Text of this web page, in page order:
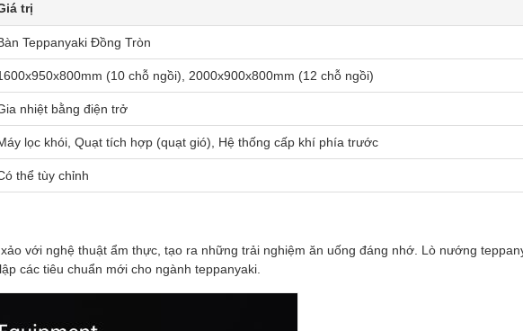
trị
Teppanyaki Đồng Tròn
(10 chỗ ngồi), 2000x900x800mm (12 chỗ ngồi)
nhiệt bằng điện trở
lọc khói, Quạt tích hợp (quạt gió), Hệ thống cấp khí phía trước
thể tùy chỉnh
với nghệ thuật ẩm thực, tạo ra những trải nghiệm ăn uống đáng nhớ. Lò nướng
các tiêu chuẩn mới cho ngành teppanyaki.